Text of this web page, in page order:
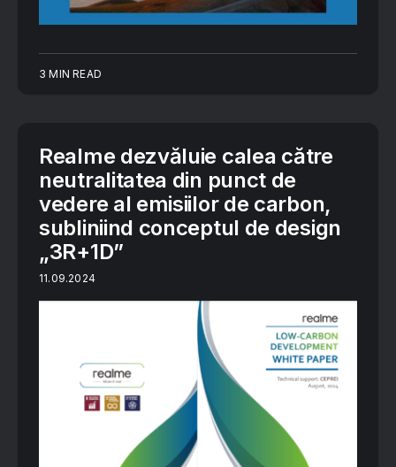
3 MIN READ
Realme dezvăluie calea către
neutralitatea din punct de
vedere al emisiilor de carbon,
subliniind conceptul de design
„3R+1D”
11.09.2024